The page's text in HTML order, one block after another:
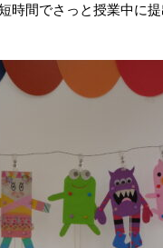
時間でさっと授業中に